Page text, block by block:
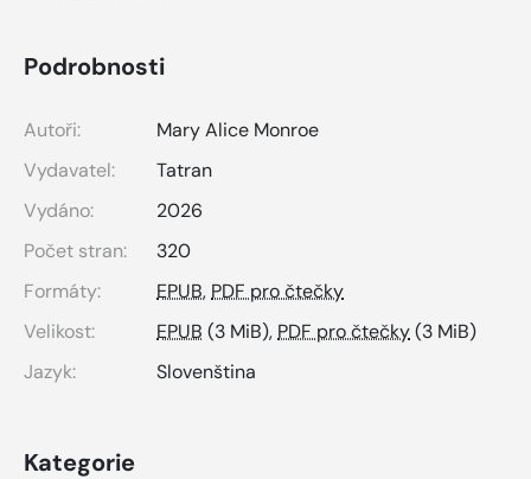
Podrobnosti
Autoři:
Mary Alice Monroe
Vydavatel:
Tatran
Vydáno:
2026
Počet stran:
320
Formáty:
EPUB, PDF pro čtečky
Velikost:
EPUB (3 MiB), PDF pro čtečky(3 MiB)
Jazyk:
Slovenština
Kategorie